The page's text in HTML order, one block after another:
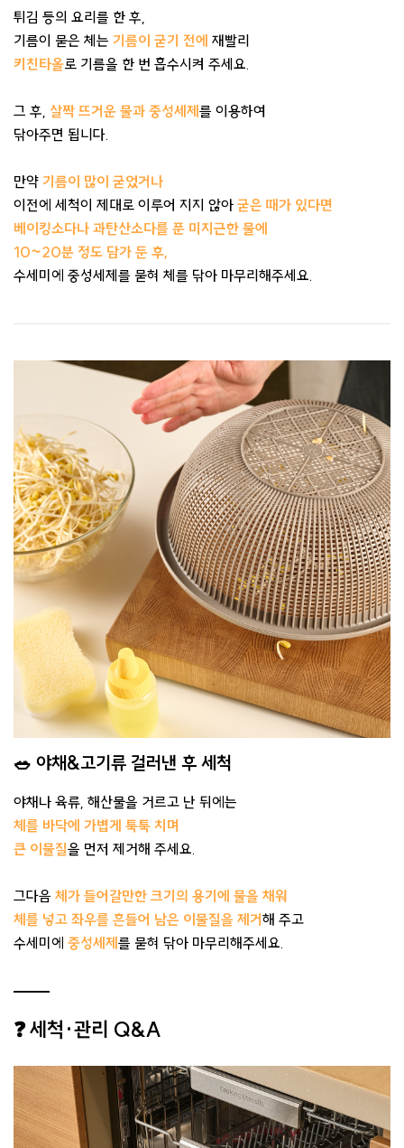
튀김 등의 요리를 한 후,
기름이 묻은 체는 기름이 굳기 전에 재빨리
키친타올로 기름을 한 번 흡수시켜 주세요.
그 후, 살짝 뜨거운 물과 중성세제를 이용하여
닦아주면 됩니다.
만약 기름이 많이 굳었거나
이전에 세척이 제대로 이루어 지지 않아 굳은 때가 있다면
베이킹소다나 과탄산소다를 푼 미지근한 물에
10~20분 정도 담가 둔 후,
수세미에 중성세제를 묻혀 체를 닦아 마무리해주세요.
🥗 야채&고기류 걸러낸 후 세척
야채나 육류, 해산물을 거르고 난 뒤에는
체를 바닥에 가볍게 툭툭 치며
큰 이물질을 먼저 제거해 주세요.
그다음 체가 들어갈만한 크기의 용기에 물을 채워
체를 넣고 좌우를 흔들어 남은 이물질을 제거해 주고
수세미에 중성세제를 묻혀 닦아 마무리해주세요.
❓ 세척·관리 Q&A